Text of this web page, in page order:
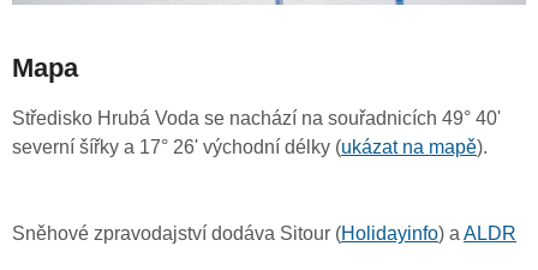
Mapa
Středisko Hrubá Voda se nachází na souřadnicích 49° 40'
severní šířky a 17° 26' východní délky (ukázat na mapě).
Sněhové zpravodajství dodáva Sitour (Holidayinfo) a ALDR